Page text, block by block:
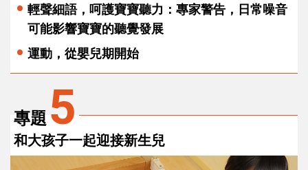
輕聲細語，呵護寶寶聽力：專家警告，日常噪音
可能影響寶寶的聽覺發展
運動，從嬰兒期開始
專題 5
和大孩子一起迎接新生兒